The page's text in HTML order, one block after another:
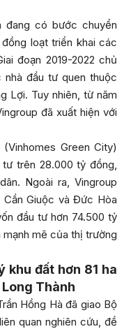
đang có bước chuyển
loạt triển khai các
đoạn 2019-2022 chủ
đầu tư quen thuộc
Lợi. Tuy nhiên, từ năm
đã xuất hiện với
Green City)
trên 28.000 tỷ đồng,
Ngoài ra, Vingroup
Giuộc và Đức Hòa
đầu tư hơn 74.500 tỷ
mẽ của thị trường
khu đất hơn 81 ha
Thành
Hồng Hà đã giao Bộ
quan nghiên cứu, đề